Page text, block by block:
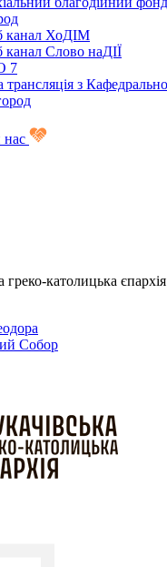
ХоДІМ
Слово наДІЇ
7
з
нас
греко-католицька
Собор